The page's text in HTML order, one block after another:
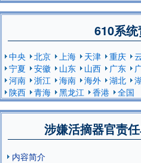
610系统
中央 北京 上海 天津 重庆
宁夏
安徽 山东 山西 广东
河南
浙江 海南 海外 湖北
陕西
青海 黑龙江 香港 全国
涉嫌活摘器官责
内容简介